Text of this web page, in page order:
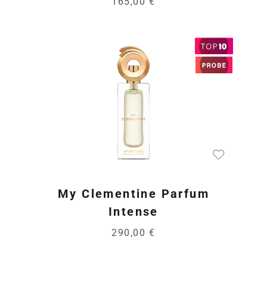
My Clementine Parfum
Intense
290,00 €